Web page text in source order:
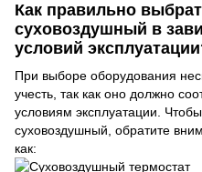
Как правильно
суховоздушный в
условий
При выборе оборудования
учесть, так как оно должно
условиям эксплуатации.
суховоздушный, обратите
как: